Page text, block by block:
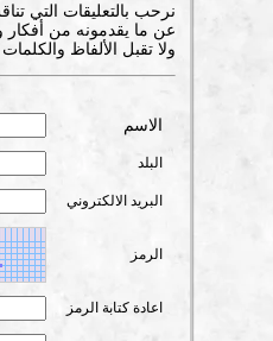
نرحب بالتعليقات التي
عن ما يقدمونه من
ولا تقبل الألفاظ
الاسم
البلد
البريد الالكتروني
الرمز
اعادة كتابة الرمز